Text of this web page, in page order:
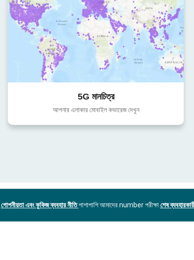
5G মানচিত্র
আপনার এলাকার মোবাইল কভারেজ দেখুন
গোপনীয়তা এবং কুকিজ ব্যবহার নীতিপাশাপাশি আমাদের number পরীক্ষাশেষ